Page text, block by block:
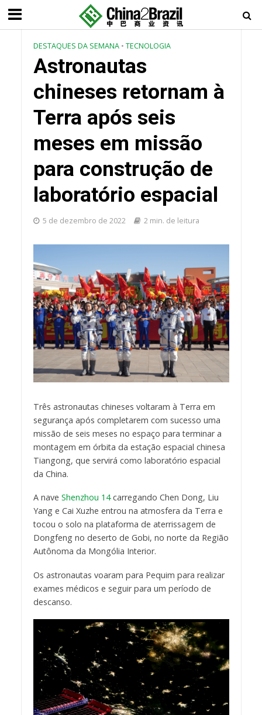
DESTAQUES DA SEMANA • TECNOLOGIA
Astronautas
chineses retornam à
Terra após seis
meses em missão
para construção de
laboratório espacial
5 de dezembro de 2022 2 min. de leitura
Três astronautas chineses voltaram à Terra em
segurança após completarem com sucesso uma
missão de seis meses no espaço para terminar a
montagem em órbita da estação espacial chinesa
Tiangong, que servirá como laboratório espacial
da China.
A nave Shenzhou 14carregando Chen Dong, Liu
Yang e Cai Xuzhe entrou na atmosfera da Terra e
tocou o solo na plataforma de aterrissagem de
Dongfeng no deserto de Gobi, no norte da Região
Autônoma da Mongólia Interior.
Os astronautas voaram para Pequim para realizar
exames médicos e seguir para um período de
descanso.